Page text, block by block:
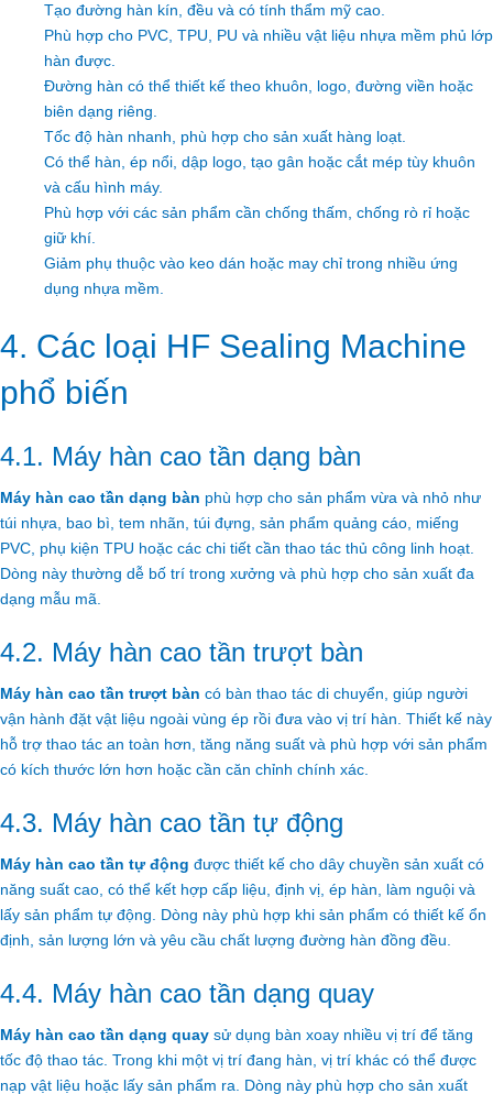
Tạo đường hàn kín, đều và có tính thẩm mỹ cao.
Phù hợp cho PVC, TPU, PU và nhiều vật liệu nhựa mềm phủ lớp
hàn được.
Đường hàn có thể thiết kế theo khuôn, logo, đường viền hoặc
biên dạng riêng.
Tốc độ hàn nhanh, phù hợp cho sản xuất hàng loạt.
Có thể hàn, ép nổi, dập logo, tạo gân hoặc cắt mép tùy khuôn
và cấu hình máy.
Phù hợp với các sản phẩm cần chống thấm, chống rò rỉ hoặc
giữ khí.
Giảm phụ thuộc vào keo dán hoặc may chỉ trong nhiều ứng
dụng nhựa mềm.
4. Các loại HF Sealing Machine
phổ biến
4.1. Máy hàn cao tần dạng bàn
Máy hàn cao tần dạng bàn phù hợp cho sản phẩm vừa và nhỏ như
túi nhựa, bao bì, tem nhãn, túi đựng, sản phẩm quảng cáo, miếng
PVC, phụ kiện TPU hoặc các chi tiết cần thao tác thủ công linh hoạt.
Dòng này thường dễ bố trí trong xưởng và phù hợp cho sản xuất đa
dạng mẫu mã.
4.2. Máy hàn cao tần trượt bàn
Máy hàn cao tần trượt bàn có bàn thao tác di chuyển, giúp người
vận hành đặt vật liệu ngoài vùng ép rồi đưa vào vị trí hàn. Thiết kế này
hỗ trợ thao tác an toàn hơn, tăng năng suất và phù hợp với sản phẩm
có kích thước lớn hơn hoặc cần căn chỉnh chính xác.
4.3. Máy hàn cao tần tự động
Máy hàn cao tần tự động được thiết kế cho dây chuyền sản xuất có
năng suất cao, có thể kết hợp cấp liệu, định vị, ép hàn, làm nguội và
lấy sản phẩm tự động. Dòng này phù hợp khi sản phẩm có thiết kế ổn
định, sản lượng lớn và yêu cầu chất lượng đường hàn đồng đều.
4.4. Máy hàn cao tần dạng quay
Máy hàn cao tần dạng quay sử dụng bàn xoay nhiều vị trí để tăng
tốc độ thao tác. Trong khi một vị trí đang hàn, vị trí khác có thể được
nạp vật liệu hoặc lấy sản phẩm ra. Dòng này phù hợp cho sản xuất